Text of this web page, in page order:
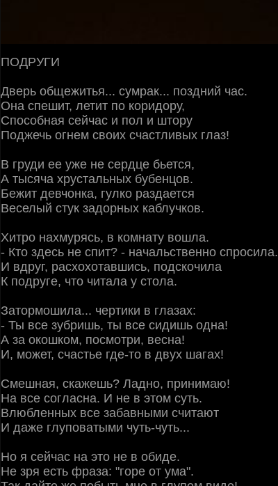
ПОДРУГИ
Дверь общежитья... сумрак... поздний час.
Она спешит, летит по коридору,
Способная сейчас и пол и штору
Поджечь огнем своих счастливых глаз!
В груди ее уже не сердце бьется,
А тысяча хрустальных бубенцов.
Бежит девчонка, гулко раздается
Веселый стук задорных каблучков.
Хитро нахмурясь, в комнату вошла.
- Кто здесь не спит? - начальственно спросила.
И вдруг, расхохотавшись, подскочила
К подруге, что читала у стола.
Затормошила... чертики в глазах:
- Ты все зубришь, ты все сидишь одна!
А за окошком, посмотри, весна!
И, может, счастье где-то в двух шагах!
Смешная, скажешь? Ладно, принимаю!
На все согласна. И не в этом суть.
Влюбленных все забавными считают
И даже глуповатыми чуть-чуть...
Но я сейчас на это не в обиде.
Не зря есть фраза: "горе от ума".